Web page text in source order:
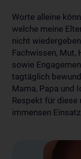
Worte alleine
welche meine
nicht
Fachwissen, Mut,
sowie
tagtäglich
Mama, Papa und
Respekt für diese
immensen